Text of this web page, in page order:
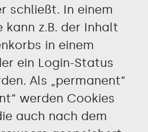
schließt. In einem
kann z.B. der Inhalt
in einem
ein Login-Status
Als „permanent“
werden Cookies
auch nach dem